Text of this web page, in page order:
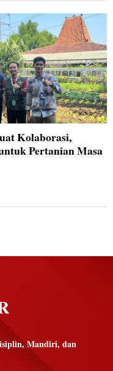
Kolaborasi,
Pertanian Masa
Mandiri, dan